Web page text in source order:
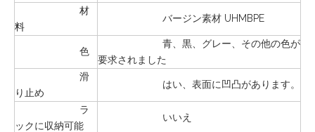
材
料
バージン素材 UHMBPE
色
青、黒、グレー、その他の色が
要求されました
滑
り止め
はい、表面に凹凸があります。
ラ
ックに収納可能
いいえ